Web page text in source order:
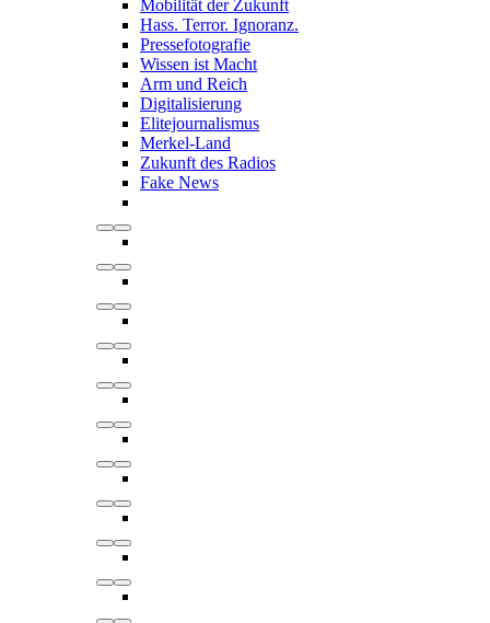
Mobilität der Zukunft
Hass. Terror. Ignoranz.
Pressefotografie
Wissen ist Macht
Arm und Reich
Digitalisierung
Elitejournalismus
Merkel-Land
Zukunft des Radios
Fake News